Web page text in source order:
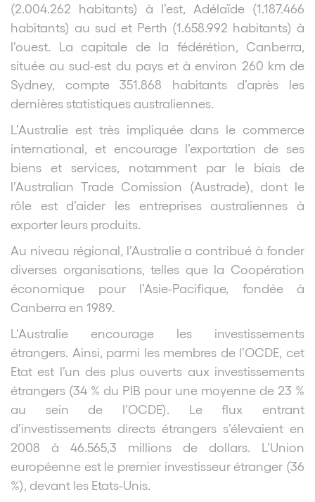
(2.004.262 habitants) à l’est, Adélaïde (1.187.466
habitants) au sud et Perth (1.658.992 habitants) à
l’ouest. La capitale de la fédérétion, Canberra,
située au sud-est du pays et à environ 260 km de
Sydney, compte 351.868 habitants d’après les
dernières statistiques australiennes.
L’Australie est très impliquée dans le commerce
international, et encourage l’exportation de ses
biens et services, notamment par le biais de
l’Australian Trade Comission (Austrade), dont le
rôle est d’aider les entreprises australiennes à
exporter leurs produits.
Au niveau régional, l’Australie a contribué à fonder
diverses organisations, telles que la Coopération
économique pour l’Asie-Pacifique, fondée à
Canberra en 1989.
L’Australie encourage les investissements
étrangers. Ainsi, parmi les membres de l’OCDE, cet
Etat est l’un des plus ouverts aux investissements
étrangers (34 % du PIB pour une moyenne de 23 %
au sein de l’OCDE). Le flux entrant
d’investissements directs étrangers s’élevaient en
2008 à 46.565,3 millions de dollars. L’Union
européenne est le premier investisseur étranger (36
%), devant les Etats-Unis.